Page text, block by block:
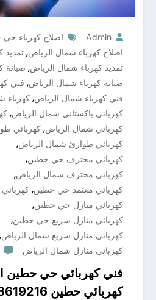
Admin اصلاح كهرباء
اصلاح كهرباء شمال الرياض,
تمديد كهرباء شمال الرياض, صيانة
صيانة كهرباء شمال الرياض, فني
فني كهرباء شمال الرياض, كهرباء
كهربائي باكستاني شمال الرياض,
كهربائي شمال الرياض, كهربائي
كهربائي طوارئ شمال الرياض,
كهربائي محترف حي حطين,
كهربائي محترف شمال الرياض,
كهربائي معتمد حي حطين,
كهربائي منازل حي حطين,
كهربائي منازل سريع حي حطين,
كهربائي منازل سريع شمال الرياض,
كهربائي منازل شمال الرياض
فني كهربائي حي حطين
كهربائي حطين 0558619216